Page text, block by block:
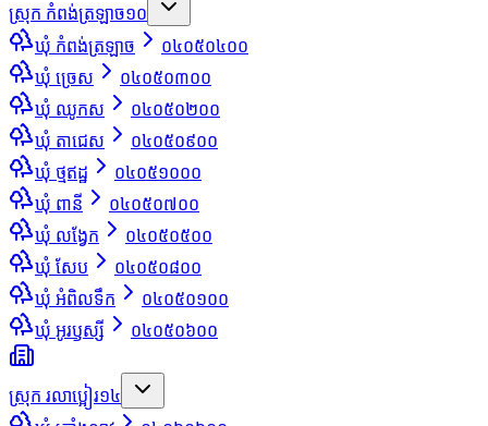
ស្រុក កំពង់ត្រឡាច១០
ឃុំ កំពង់ត្រឡាច
០៤០៥០៤០០
ឃុំ ច្រេស
០៤០៥០៣០០
ឃុំ ឈូកស
០៤០៥០២០០
ឃុំ តាជេស
០៤០៥០៩០០
ឃុំ ថ្មឥដ្ឋ
០៤០៥១០០០
ឃុំ ពានី
០៤០៥០៧០០
ឃុំ លង្វែក
០៤០៥០៥០០
ឃុំ សែប
០៤០៥០៨០០
ឃុំ អំពិលទឹក
០៤០៥០១០០
ឃុំ អូរឫស្សី
០៤០៥០៦០០
ស្រុក រលាប្អៀរ១៤